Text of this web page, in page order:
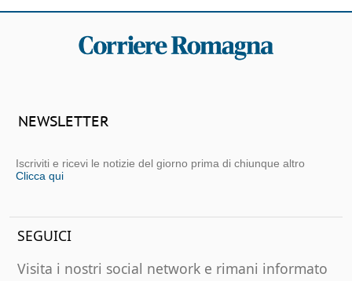
NEWSLETTER
Iscriviti e ricevi le notizie del giorno prima di chiunque altro
Clicca qui
SEGUICI
Visita i nostri social network e rimani informato